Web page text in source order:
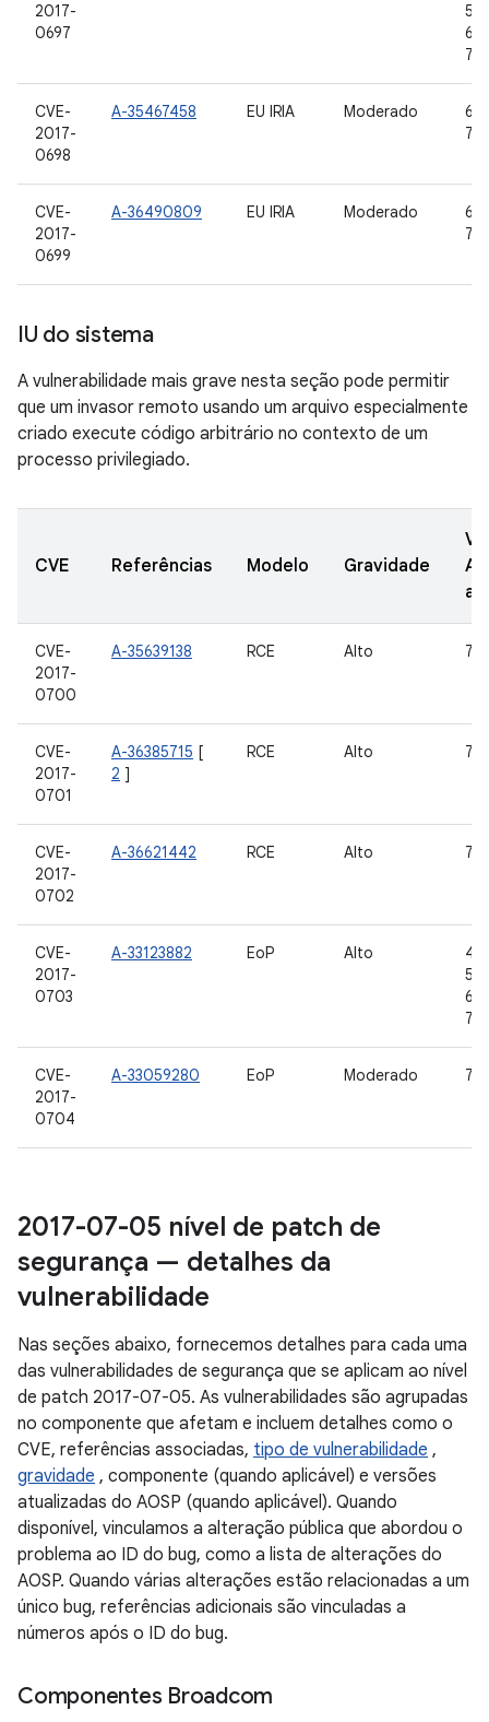
2017-
0697
CVE-
2017-
0698
A-35467458 EU IRIA Moderado
CVE-
2017-
0699
A-36490809 EU IRIA Moderado
IU do sistema
A vulnerabilidade mais grave nesta seção pode permitir
que um invasor remoto usando um arquivo especialmente
criado execute código arbitrário no contexto de um
processo privilegiado.
CVE Referências Modelo Gravidade
CVE-
2017-
0700
A-35639138 RCE Alto
CVE-
2017-
0701
A-36385715 [
2 ]
RCE Alto
CVE-
2017-
0702
A-36621442 RCE Alto
CVE-
2017-
0703
A-33123882 EoP Alto
CVE-
2017-
0704
A-33059280 EoP Moderado
2017-07-05 nível de patch de
segurança — detalhes da
vulnerabilidade
Nas seções abaixo, fornecemos detalhes para cada uma
das vulnerabilidades de segurança que se aplicam ao nível
de patch 2017-07-05. As vulnerabilidades são agrupadas
no componente que afetam e incluem detalhes como o
CVE, referências associadas, tipo de vulnerabilidade ,
gravidade , componente (quando aplicável) e versões
atualizadas do AOSP (quando aplicável). Quando
disponível, vinculamos a alteração pública que abordou o
problema ao ID do bug, como a lista de alterações do
AOSP. Quando várias alterações estão relacionadas a um
único bug, referências adicionais são vinculadas a
números após o ID do bug.
Componentes Broadcom